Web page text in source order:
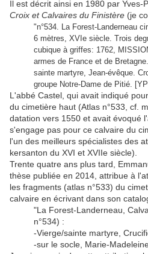
Il est décrit ainsi en 1980 par Yves-
Croix et Calvaires du Finistère (je
"n°534. La Forest-Landerneau
6 mètres, XVIe siècle. Trois
cubique à griffes: 1762,
armes de France et de
sainte martyre, Jean-évêque.
groupe Notre-Dame de Pitié.
L'abbé Castel, qui avait indiqué
du cimetière haut (Atlas n°533, cf.
datation vers 1550 et avait évoqué
s'engage pas pour ce calvaire du
l'un des meilleurs spécialistes des
kersanton du XVI et XVIIe siècle).
Trente quatre ans plus tard,
thèse publiée en 2014, attribue à
les fragments (atlas n°533) du
calvaire en écrivant dans son
"La Forest-Landerneau,
n°534) :
-Vierge/sainte martyre,
-sur le socle, Marie-